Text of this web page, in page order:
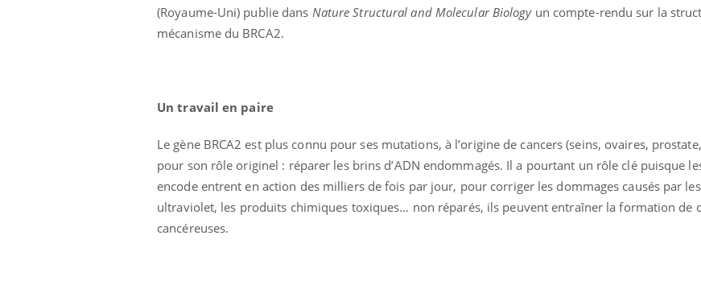
(Royaume-Uni) publie dans Nature Structural and Molecular Biologyun compte-rendu sur la
mécanisme du BRCA2.
Un travail en paire
Le gène BRCA2 est plus connu pour ses mutations, à l’origine de cancers (seins, ovaires,
pour son rôle originel : réparer les brins d’ADN endommagés. Il a pourtant un rôle clé puisque
encode entrent en action des milliers de fois par jour, pour corriger les dommages causés par
ultraviolet, les produits chimiques toxiques… non réparés, ils peuvent entraîner la formation de
cancéreuses.